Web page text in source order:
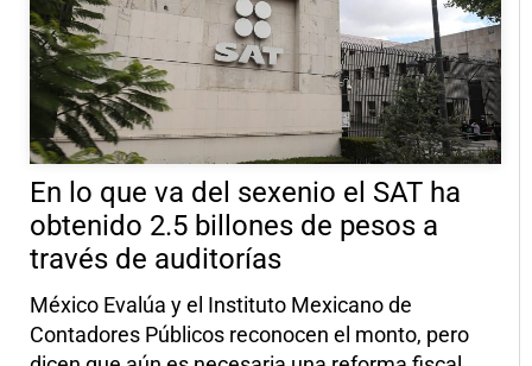
En lo que va del sexenio el SAT ha
obtenido 2.5 billones de pesos a
través de auditorías
México Evalúa y el Instituto Mexicano de
Contadores Públicos reconocen el monto, pero